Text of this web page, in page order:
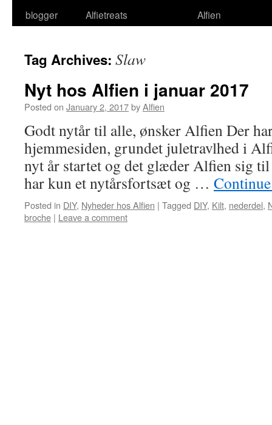
blogger
Alfietreats
Alfien
Tag Archives: Slaw
Nyt hos Alfien i januar 2017
Posted on January 2, 2017byAlfien
Godt nytår til alle, ønsker Alfien Der
hjemmesiden, grundet juletravlhed i
nyt år startet og det glæder Alfien sig
har kun et nytårsfortsæt og …
Posted in DIY, Nyheder hos Alfien | Tagged DIY, Kilt, nederdel,
broche | Leave a comment